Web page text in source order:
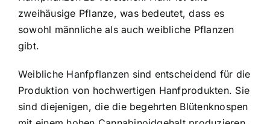
zweihäusige Pflanze, was bedeutet, dass es
sowohl männliche als auch weibliche Pflanzen
gibt.
Weibliche Hanfpflanzen sind entscheidend für die
Produktion von hochwertigen Hanfprodukten. Sie
sind diejenigen, die die begehrten Blütenknospen